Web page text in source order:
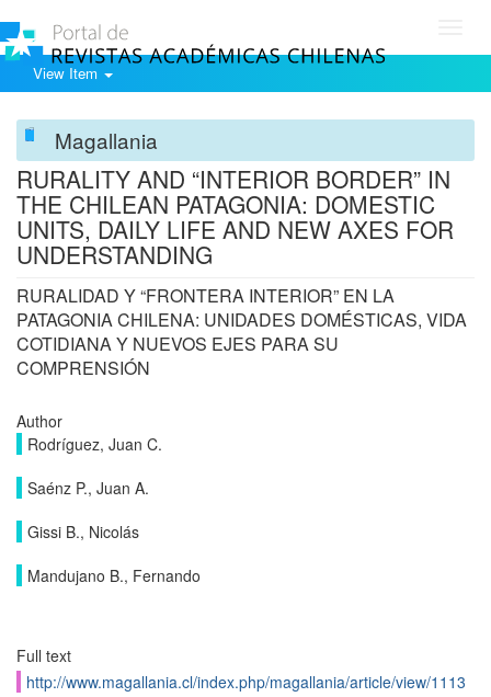
View Item
Magallania
RURALITY AND “INTERIOR BORDER” IN
THE CHILEAN PATAGONIA: DOMESTIC
UNITS, DAILY LIFE AND NEW AXES FOR
UNDERSTANDING
RURALIDAD Y “FRONTERA INTERIOR” EN LA
PATAGONIA CHILENA: UNIDADES DOMÉSTICAS, VIDA
COTIDIANA Y NUEVOS EJES PARA SU
COMPRENSIÓN
Author
Rodríguez, Juan C.
Saénz P., Juan A.
Gissi B., Nicolás
Mandujano B., Fernando
Full text
http://www.magallania.cl/index.php/magallania/article/view/1113